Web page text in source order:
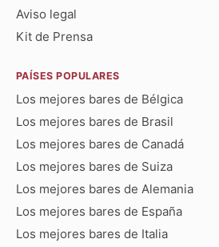
Aviso legal
Kit de Prensa
PAÍSES POPULARES
Los mejores bares de Bélgica
Los mejores bares de Brasil
Los mejores bares de Canadá
Los mejores bares de Suiza
Los mejores bares de Alemania
Los mejores bares de España
Los mejores bares de Italia